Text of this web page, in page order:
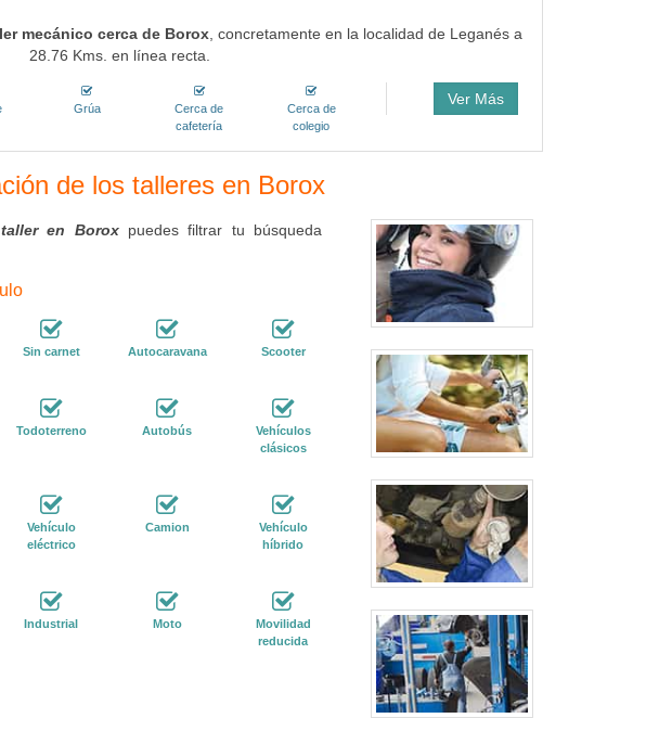
mecánico cerca de Borox, concretamente en la localidad de Leganés a
28.76 Kms. en línea recta.
Grúa
Cerca de
cafetería
Cerca de
colegio
Ver Más
de los talleres en Borox
taller en Boroxpuedes filtrar tu búsqueda
Sin carnet Autocaravana Scooter
Todoterreno Autobús
Vehículos
clásicos
Vehículo
eléctrico
Camion
Vehículo
híbrido
Industrial Moto
Movilidad
reducida